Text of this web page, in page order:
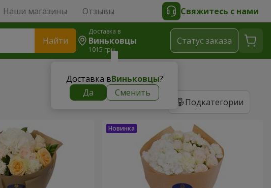
Наши магазины Отзывы Свяжитесь с нами
Найти
Доставка в
Виньковцы
1015 грн
Доставка вВиньковцы?
Да
Сменить
Cтатус заказа
Подкатегории